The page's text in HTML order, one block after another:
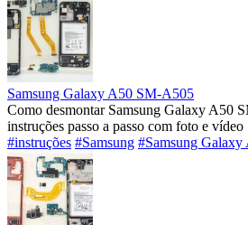
Samsung Galaxy A50 SM-A505
Como desmontar Samsung Galaxy A50
instruções passo a passo com foto e vídeo
#instruções #Samsung #Samsung